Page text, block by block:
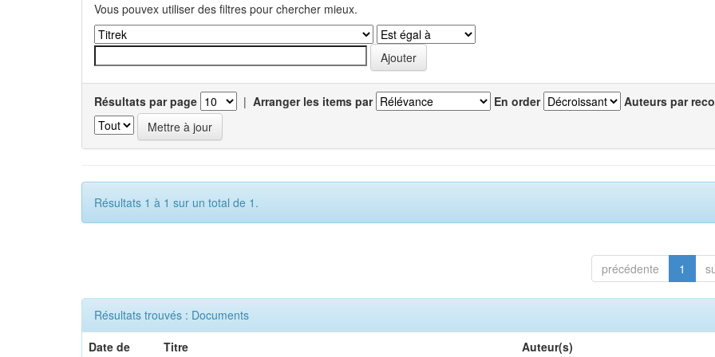
Vous pouvex utiliser des filtres pour chercher mieux.
Résultats par page | Arranger les items par En order Auteurs par
Résultats 1 à 1 sur un total de 1.
précédente 1
Résultats trouvés : Documents
Date de
Titre Auteur(s)